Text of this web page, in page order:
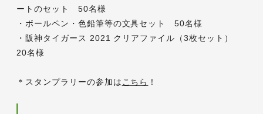
ートのセット 50名様
・ボールペン・色鉛筆等の文具セット 50名様
・阪神タイガース 2021 クリアファイル（3枚セット）
20名様
＊スタンプラリーの参加は こちら ！